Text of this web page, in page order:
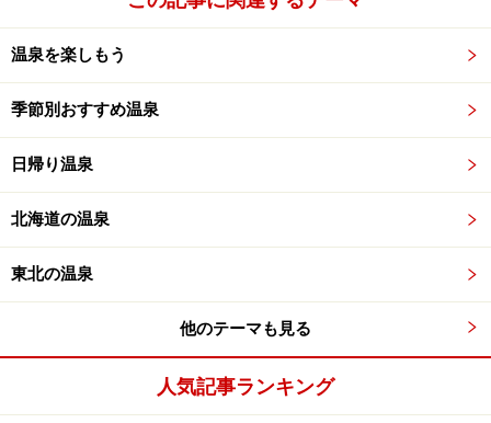
温泉を楽しもう
季節別おすすめ温泉
日帰り温泉
北海道の温泉
東北の温泉
他のテーマも見る
人気記事ランキング